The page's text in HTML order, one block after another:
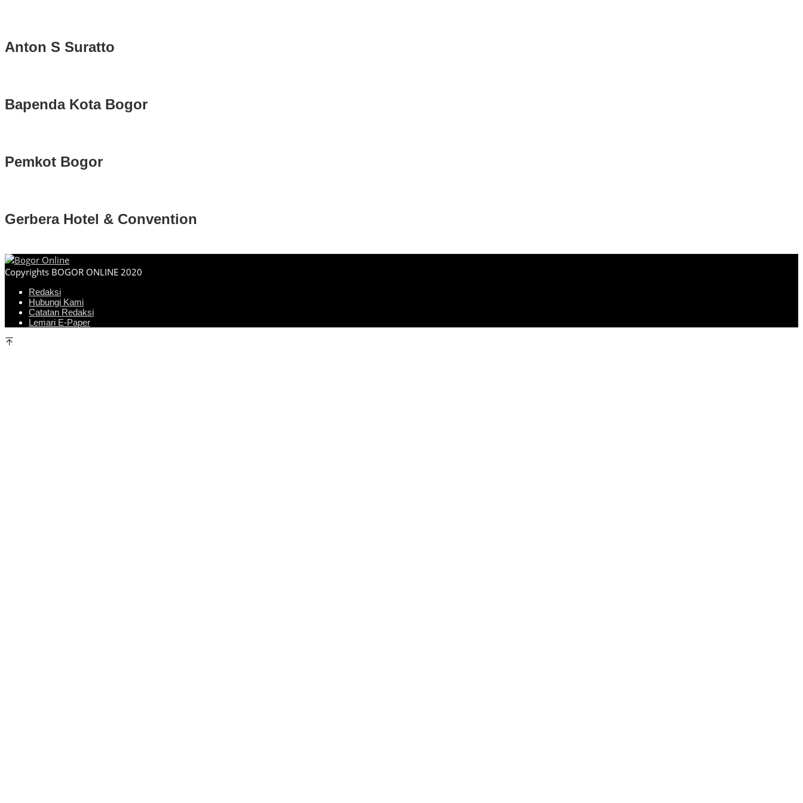
Anton S Suratto
Bapenda Kota Bogor
Pemkot Bogor
Gerbera Hotel & Convention
Copyrights BOGOR ONLINE 2020
Redaksi
Hubungi Kami
Catatan Redaksi
Lemari E-Paper